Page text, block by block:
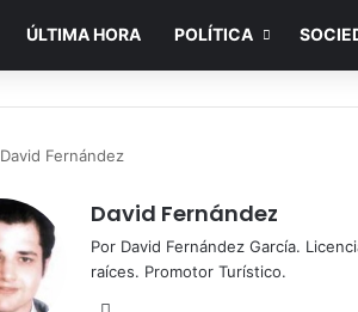
ÚLTIMA HORA POLÍTICA
David Fernández
David Fernández
Por David Fernández García.
raíces. Promotor Turístico.